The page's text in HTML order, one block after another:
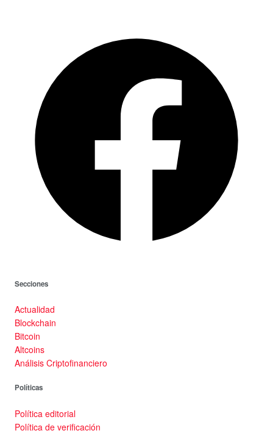
Secciones
Actualidad
Blockchain
Bitcoin
Altcoins
Análisis Criptofinanciero
Políticas
Política editorial
Política de verificación